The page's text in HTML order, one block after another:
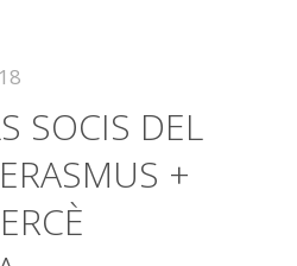
SOCIS DEL
+